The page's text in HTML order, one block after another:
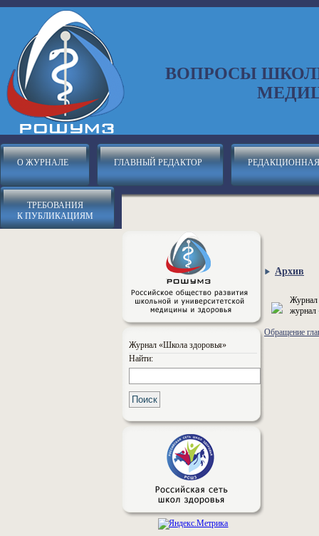
ВОПРОСЫ
О ЖУРНАЛЕ ГЛАВНЫЙ РЕДАКТОР
ТРЕБОВАНИЯ
К ПУБЛИКАЦИЯМ
Журнал «Школа здоровья»
Найти:
Архив
Журнал
журнал
Обращение